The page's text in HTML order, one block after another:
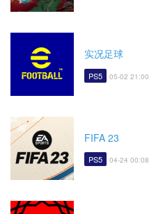
实况足球
PS5 05-02 21:00
FIFA 23
PS5 04-24 00:08